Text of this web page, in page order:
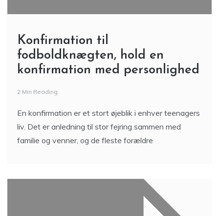
Konfirmation til
fodboldknægten, hold en
konfirmation med personlighed
2 Min Reading
En konfirmation er et stort øjeblik i enhver teenagers
liv. Det er anledning til stor fejring sammen med
familie og venner, og de fleste forældre